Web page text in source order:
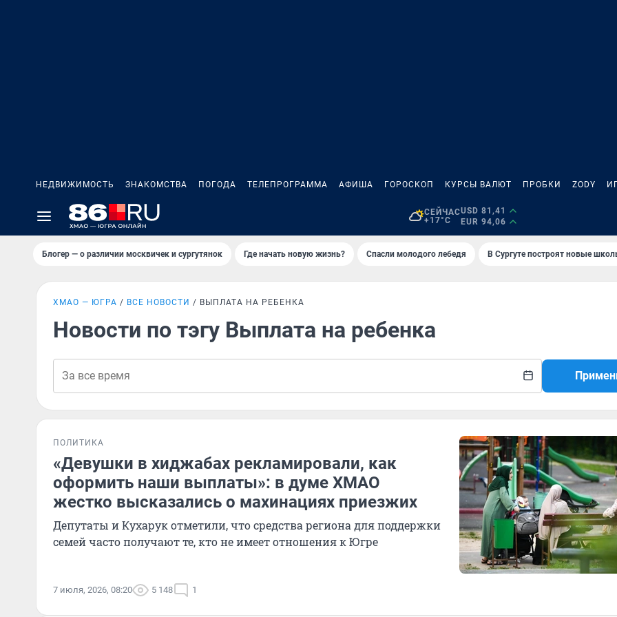
НЕДВИЖИМОСТЬ ЗНАКОМСТВА ПОГОДА ТЕЛЕПРОГРАММА АФИША ГОРОСКОП КУРСЫ ВАЛЮТ ПРОБКИ ZODY
СЕЙЧАС
+17°C
USD 81,41
EUR 94,06
Блогер — о различии москвичек и сургутянок Где начать новую жизнь? Спасли молодого лебедя В Сургуте построят новые
ХМАО — ЮГРА ВСЕ НОВОСТИ ВЫПЛАТА НА РЕБЕНКА
Новости по тэгу Выплата на ребенка
ПОЛИТИКА
«Девушки в хиджабах рекламировали, как
оформить наши выплаты»: в думе ХМАО
жестко высказались о махинациях приезжих
Депутаты и Кухарук отметили, что средства региона для поддержки
семей часто получают те, кто не имеет отношения к Югре
7 июля, 2026, 08:20 5 148 1